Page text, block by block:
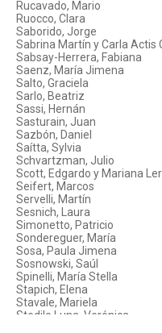
Rucavado, Mario
Ruocco, Clara
Saborido, Jorge
Sabrina Martín y Carla Actis
Sabsay-Herrera, Fabiana
Saenz, María Jimena
Salto, Graciela
Sarlo, Beatriz
Sassi, Hernán
Sasturain, Juan
Sazbón, Daniel
Saítta, Sylvia
Schvartzman, Julio
Scott, Edgardo y Mariana
Seifert, Marcos
Servelli, Martín
Sesnich, Laura
Simonetto, Patricio
Sondereguer, María
Sosa, Paula Jimena
Sosnowski, Saúl
Spinelli, María Stella
Stapich, Elena
Stavale, Mariela
Stedile Luna, Verónica